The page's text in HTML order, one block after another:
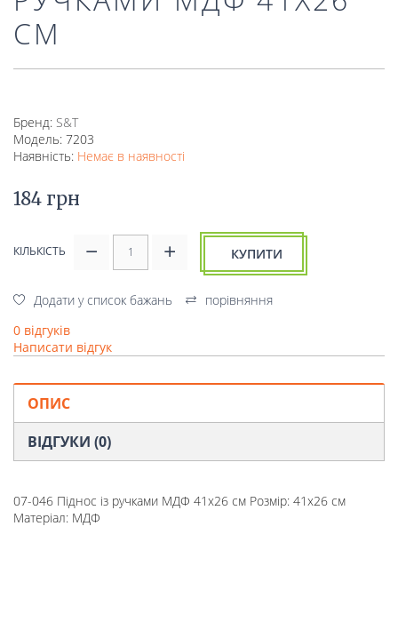
СМ
Бренд: S&T
Модель: 7203
Наявність: Немає в наявності
184 грн
КІЛЬКІСТЬ КУПИТИ
Додати у список бажань
порівняння
0 відгуків
Написати відгук
ОПИС
ВІДГУКИ (0)
07-046 Піднос із ручками МДФ 41х26 см Розмір: 41х26 см
Матеріал: МДФ